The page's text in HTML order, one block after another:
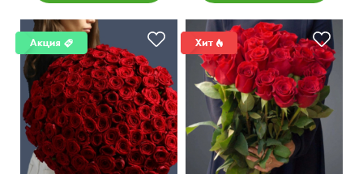
50 см 70 см 50 см 30 см